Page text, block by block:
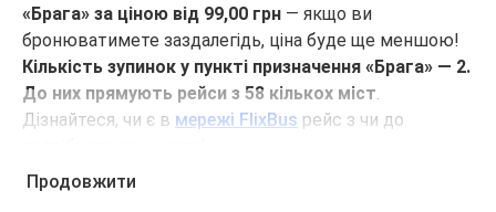
«Брага» за ціною від 99,00 грн — якщо ви
бронюватимете заздалегідь, ціна буде ще меншою!
Кількість зупинок у пункті призначення «Брага» — 2.
До них прямують рейси з 58 кількох міст.
Дізнайтеся, чи є в мережі FlixBus рейс з чи до
Чому для подорожей з кінцевим або
Продовжити